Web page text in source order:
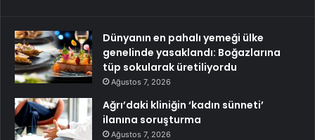
Dünyanın en pahalı yemeği ülke
genelinde yasaklandı: Boğazlarına
tüp sokularak üretiliyordu
Ağustos 7, 2026
Ağrı’daki kliniğin ‘kadın sünneti’
ilanına soruşturma
Ağustos 7, 2026